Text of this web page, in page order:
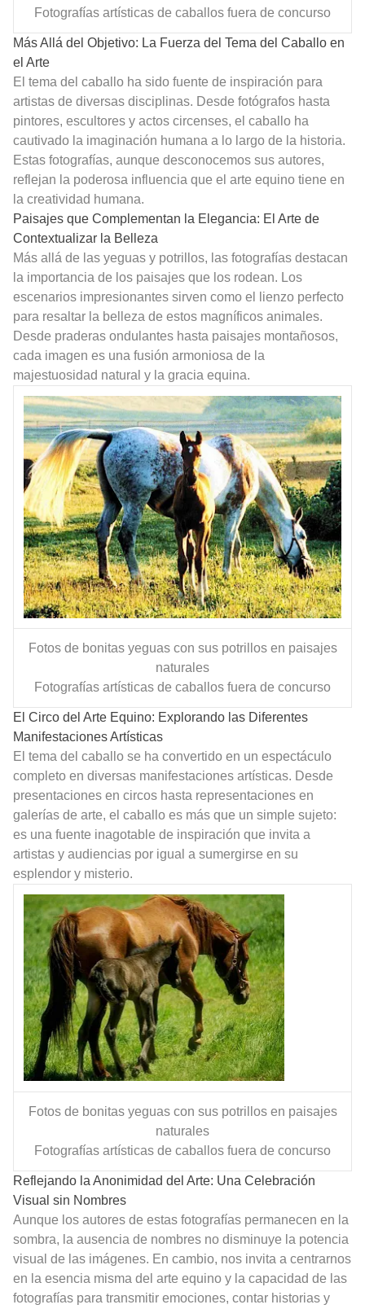
Fotografías artísticas de caballos fuera de concurso
Más Allá del Objetivo: La Fuerza del Tema del Caballo en
el Arte
El tema del caballo ha sido fuente de inspiración para
artistas de diversas disciplinas. Desde fotógrafos hasta
pintores, escultores y actos circenses, el caballo ha
cautivado la imaginación humana a lo largo de la historia.
Estas fotografías, aunque desconocemos sus autores,
reflejan la poderosa influencia que el arte equino tiene en
la creatividad humana.
Paisajes que Complementan la Elegancia: El Arte de
Contextualizar la Belleza
Más allá de las yeguas y potrillos, las fotografías destacan
la importancia de los paisajes que los rodean. Los
escenarios impresionantes sirven como el lienzo perfecto
para resaltar la belleza de estos magníficos animales.
Desde praderas ondulantes hasta paisajes montañosos,
cada imagen es una fusión armoniosa de la
majestuosidad natural y la gracia equina.
Fotos de bonitas yeguas con sus potrillos en paisajes
naturales
Fotografías artísticas de caballos fuera de concurso
El Circo del Arte Equino: Explorando las Diferentes
Manifestaciones Artísticas
El tema del caballo se ha convertido en un espectáculo
completo en diversas manifestaciones artísticas. Desde
presentaciones en circos hasta representaciones en
galerías de arte, el caballo es más que un simple sujeto:
es una fuente inagotable de inspiración que invita a
artistas y audiencias por igual a sumergirse en su
esplendor y misterio.
Fotos de bonitas yeguas con sus potrillos en paisajes
naturales
Fotografías artísticas de caballos fuera de concurso
Reflejando la Anonimidad del Arte: Una Celebración
Visual sin Nombres
Aunque los autores de estas fotografías permanecen en la
sombra, la ausencia de nombres no disminuye la potencia
visual de las imágenes. En cambio, nos invita a centrarnos
en la esencia misma del arte equino y la capacidad de las
fotografías para transmitir emociones, contar historias y